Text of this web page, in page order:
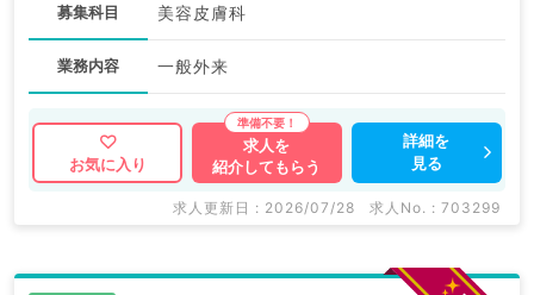
募集科目 美容皮膚科
業務内容 一般外来
お気に入り
求人を
紹介してもらう
詳細を
見る
求人更新日 : 2026/07/28 求人No. : 703299